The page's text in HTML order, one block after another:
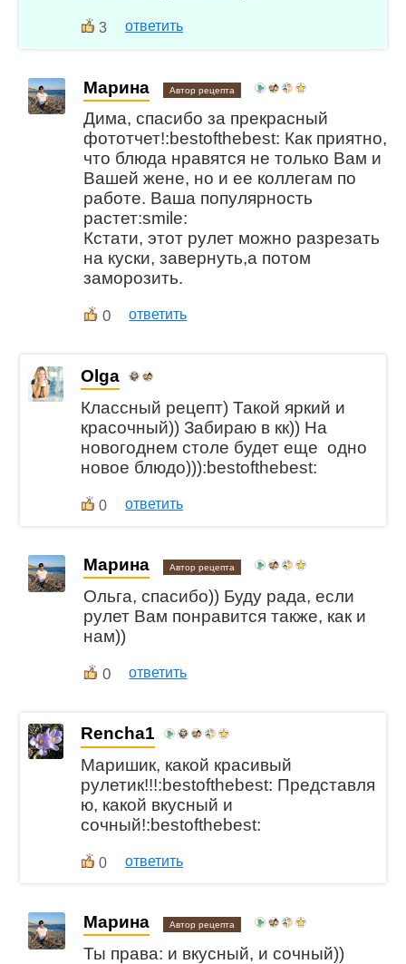
3 ответить
Марина Автор рецепта
Дима, спасибо за прекрасный
фототчет!:bestofthebest: Как приятно,
что блюда нравятся не только Вам и
Вашей жене, но и ее коллегам по
работе. Ваша популярность
растет:smile:
Кстати, этот рулет можно разрезать
на куски, завернуть,а потом
заморозить.
0 ответить
Olga
Классный рецепт) Такой яркий и
красочный)) Забираю в кк)) На
новогоднем столе будет еще одно
новое блюдо))):bestofthebest:
0 ответить
Марина Автор рецепта
Ольга, спасибо)) Буду рада, если
рулет Вам понравится также, как и
нам))
0 ответить
Rencha1
Маришик, какой красивый
рулетик!!!:bestofthebest: Представля
ю, какой вкусный и
сочный!:bestofthebest:
0 ответить
Марина Автор рецепта
Ты права: и вкусный, и сочный))